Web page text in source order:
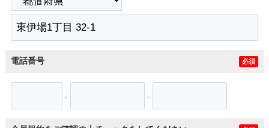
電話番号 必須
- -